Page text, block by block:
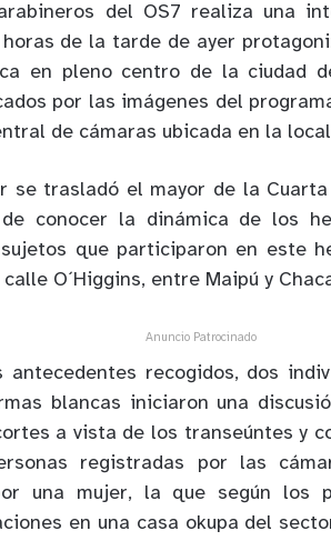
del OS7 realiza una
de la tarde de ayer
en pleno centro de la ciudad
por las imágenes del
de cámaras ubicada en la
se trasladó el mayor de la
conocer la dinámica de los
que participaron en este
O´Higgins, entre Maipú y
Anuncio Patrocinado
antecedentes recogidos, dos
blancas iniciaron una
a vista de los transeúntes y
registradas por las
una mujer, la que según los
en una casa okupa del